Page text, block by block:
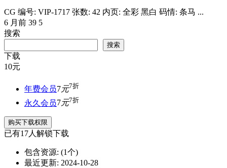
CG 编号: VIP-1717 张数: 42 内页: 全彩 黑白 码情: 条马 ...
6 月前 39 5
搜索
搜索
下载
10元
年费会员7元7折
永久会员7元7折
购买下载权限
已有17人解锁下载
包含资源: (1个)
最近更新: 2024-10-28